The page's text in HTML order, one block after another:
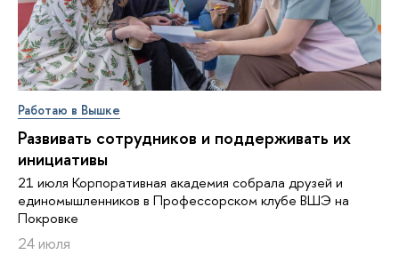
Работаю в Вышке
Развивать сотрудников и поддерживать их
инициативы
21 июля Корпоративная академия собрала друзей и
единомышленников в Профессорском клубе ВШЭ на
Покровке
24 июля